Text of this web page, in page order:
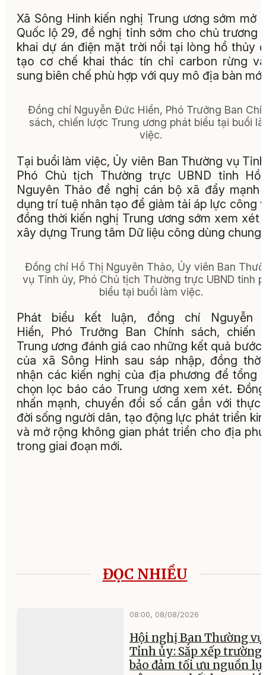
Xã Sông Hinh kiến nghị Trung ương sớm mở
Quốc lộ 29, đề nghị tỉnh sớm cho chủ trương
khai dự án điện mặt trời nổi tại lòng hồ thủy
tạo cơ chế khai thác tín chỉ carbon rừng
sung biên chế phù hợp với quy mô địa bàn
Đồng chí Nguyễn Đức Hiển, Phó Trưởng Ban
sách, chiến lược Trung ương phát biểu tại buổi
việc.
Tại buổi làm việc, Ủy viên Ban Thường vụ
Phó Chủ tịch Thường trực UBND tỉnh Hồ
Nguyên Thảo đề nghị cán bộ xã đẩy mạnh
dụng trí tuệ nhân tạo để giảm tải áp lực công
đồng thời kiến nghị Trung ương sớm xem xét
xây dựng Trung tâm Dữ liệu công dùng chung.
Đồng chí Hồ Thị Nguyên Thảo, Ủy viên Ban
vụ Tỉnh ủy, Phó Chủ tịch Thường trực UBND tỉnh
biểu tại buổi làm việc.
Phát biểu kết luận, đồng chí Nguyễn
Hiển, Phó Trưởng Ban Chính sách, chiến
Trung ương đánh giá cao những kết quả bước
của xã Sông Hinh sau sáp nhập, đồng
nhận các kiến nghị của địa phương để tổng
chọn lọc báo cáo Trung ương xem xét.
nhấn mạnh, chuyển đổi số cần gắn với thực
đời sống người dân, tạo động lực phát triển
và mở rộng không gian phát triển cho địa
trong giai đoạn mới.
ĐỌC NHIỀU
08:00, 08/08/2026
Hội nghị Ban Thường vụ
Tỉnh ủy: Sắp xếp trường
bảo đảm tối ưu nguồn